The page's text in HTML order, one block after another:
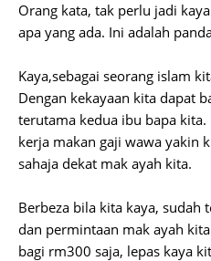
Orang kata, tak perlu jadi
apa yang ada. Ini adalah
Kaya,sebagai seorang islam
Dengan kekayaan kita dapat
terutama kedua ibu bapa
kerja makan gaji wawa yakin
sahaja dekat mak ayah kita.
Berbeza bila kita kaya, sudah
dan permintaan mak ayah
bagi rm300 saja, lepas kaya